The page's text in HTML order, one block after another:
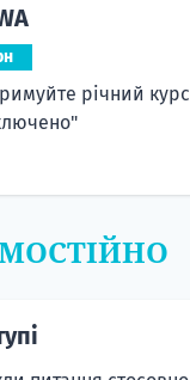
річний курс